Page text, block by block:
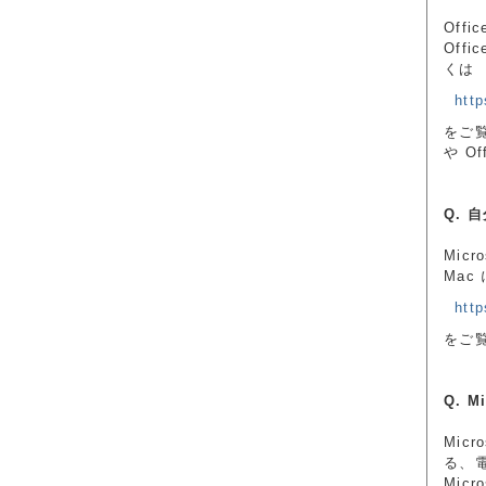
くは
をご
や
Q. 自
Mac
をご
Q.
る、